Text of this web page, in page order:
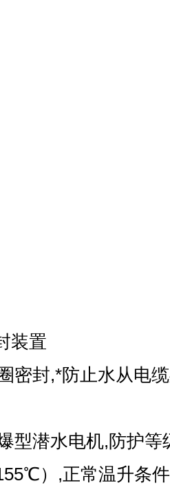
装置
密封,*防止水从电
型潜水电机,防护等
）,正常温升条